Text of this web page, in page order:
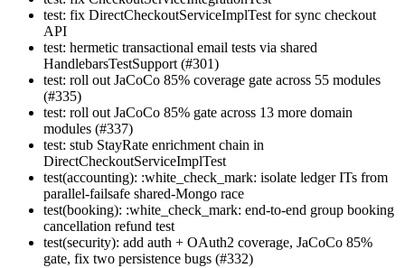
test: fix DirectCheckoutServiceImplTest for sync checkout
API
test: hermetic transactional email tests via shared
HandlebarsTestSupport (#301)
test: roll out JaCoCo 85% coverage gate across 55 modules
(#335)
test: roll out JaCoCo 85% gate across 13 more domain
modules (#337)
test: stub StayRate enrichment chain in
DirectCheckoutServiceImplTest
test(accounting): :white_check_mark: isolate ledger ITs from
parallel-failsafe shared-Mongo race
test(booking): :white_check_mark: end-to-end group booking
cancellation refund test
test(security): add auth + OAuth2 coverage, JaCoCo 85%
gate, fix two persistence bugs (#332)